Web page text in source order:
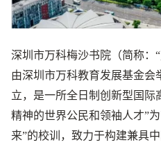
深圳市万科梅沙书院（简称：
由深圳市万科教育发展基金
立，是一所全日制创新型国际
精神的世界公民和领袖人才”
来”的校训，致力于构建兼具